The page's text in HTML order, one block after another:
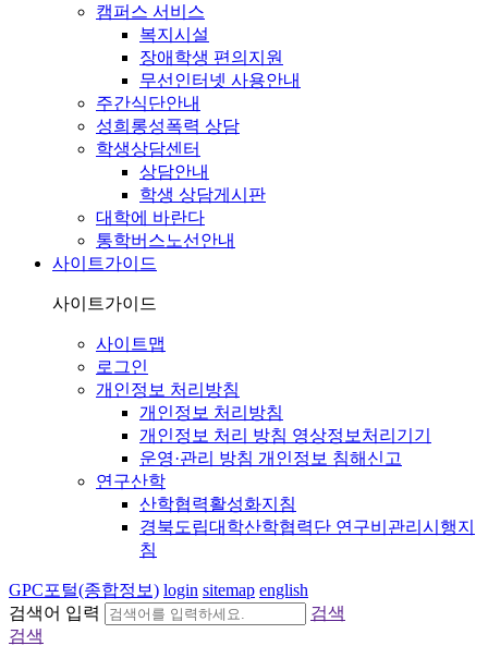
캠퍼스 서비스
복지시설
장애학생 편의지원
무선인터넷 사용안내
주간식단안내
성희롱성폭력 상담
학생상담센터
상담안내
학생 상담게시판
대학에 바란다
통학버스노선안내
사이트가이드
사이트가이드
사이트맵
로그인
개인정보 처리방침
개인정보 처리방침
개인정보 처리 방침 영상정보처리기기
운영·관리 방침 개인정보 침해신고
연구산학
산학협력활성화지침
경북도립대학산학협력단 연구비관리시행지
침
GPC포털(종합정보) login sitemap english
검색어 입력
검색
검색